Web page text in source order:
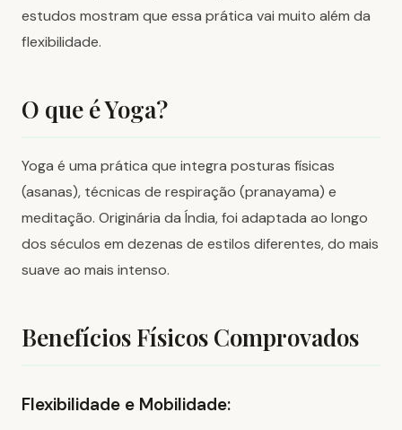
estudos mostram que essa prática vai muito além da
flexibilidade.
O que é Yoga?
Yoga é uma prática que integra posturas físicas
(asanas), técnicas de respiração (pranayama) e
meditação. Originária da Índia, foi adaptada ao longo
dos séculos em dezenas de estilos diferentes, do mais
suave ao mais intenso.
Benefícios Físicos Comprovados
Flexibilidade e Mobilidade: